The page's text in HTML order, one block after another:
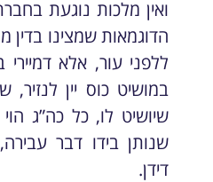
ואין מלכות נוגעת
הדוגמאות שמצינו בדין
ללפני עור, אלא
במושיט כוס יין
שיושיט לו, כל כה”ג
שנותן בידו דבר
דידן.